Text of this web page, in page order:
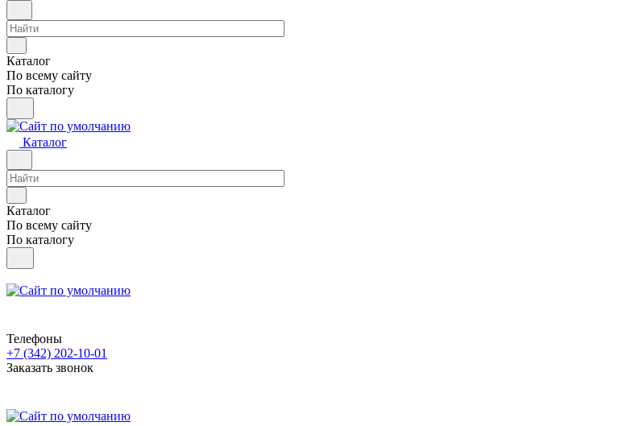
Каталог
По всему сайту
По каталогу
Каталог
Каталог
По всему сайту
По каталогу
Телефоны
+7 (342) 202-10-01
Заказать звонок